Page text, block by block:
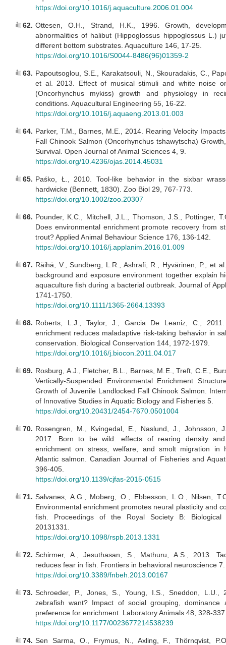
https://doi.org/10.1016/j.aquaculture.2006.01.004
62. Ottesen, O.H., Strand, H.K., 1996. Growth,
abnormalities of halibut (Hippoglossus hippoglossus L.)
different bottom substrates. Aquaculture 146, 17-25.
https://doi.org/10.1016/S0044-8486(96)01359-2
63. Papoutsoglou, S.E., Karakatsouli, N., Skouradakis, C.,
et al. 2013. Effect of musical stimuli and white noise
(Oncorhynchus mykiss) growth and physiology in
conditions. Aquacultural Engineering 55, 16-22.
https://doi.org/10.1016/j.aquaeng.2013.01.003
64. Parker, T.M., Barnes, M.E., 2014. Rearing Velocity
Fall Chinook Salmon (Oncorhynchus tshawytscha)
Survival. Open Journal of Animal Sciences 4, 9.
https://doi.org/10.4236/ojas.2014.45031
65. Paśko, Ł., 2010. Tool-like behavior in the sixbar
hardwicke (Bennett, 1830). Zoo Biol 29, 767-773.
https://doi.org/10.1002/zoo.20307
66. Pounder, K.C., Mitchell, J.L., Thomson, J.S., Pottinger,
Does environmental enrichment promote recovery from
trout? Applied Animal Behaviour Science 176, 136-142.
https://doi.org/10.1016/j.applanim.2016.01.009
67. Räihä, V., Sundberg, L.R., Ashrafi, R., Hyvärinen, P., et
background and exposure environment together explain
aquaculture fish during a bacterial outbreak. Journal of
1741-1750.
https://doi.org/10.1111/1365-2664.13393
68. Roberts, L.J., Taylor, J., Garcia De Leaniz, C., 2011.
enrichment reduces maladaptive risk-taking behavior in
conservation. Biological Conservation 144, 1972-1979.
https://doi.org/10.1016/j.biocon.2011.04.017
69. Rosburg, A.J., Fletcher, B.L., Barnes, M.E., Treft, C.E.,
Vertically-Suspended Environmental Enrichment
Growth of Juvenile Landlocked Fall Chinook Salmon.
of Innovative Studies in Aquatic Biology and Fisheries 5.
https://doi.org/10.20431/2454-7670.0501004
70. Rosengren, M., Kvingedal, E., Naslund, J., Johnsson,
2017. Born to be wild: effects of rearing density and
enrichment on stress, welfare, and smolt migration in
Atlantic salmon. Canadian Journal of Fisheries and
396-405.
https://doi.org/10.1139/cjfas-2015-0515
71. Salvanes, A.G., Moberg, O., Ebbesson, L.O., Nilsen,
Environmental enrichment promotes neural plasticity and
fish. Proceedings of the Royal Society B: Biological
20131331.
https://doi.org/10.1098/rspb.2013.1331
72. Schirmer, A., Jesuthasan, S., Mathuru, A.S., 2013.
reduces fear in fish. Frontiers in behavioral neuroscience 7.
https://doi.org/10.3389/fnbeh.2013.00167
73. Schroeder, P., Jones, S., Young, I.S., Sneddon, L.U.,
zebrafish want? Impact of social grouping, dominance
preference for enrichment. Laboratory Animals 48, 328-
https://doi.org/10.1177/0023677214538239
74. Sen Sarma, O., Frymus, N., Axling, F., Thörnqvist,